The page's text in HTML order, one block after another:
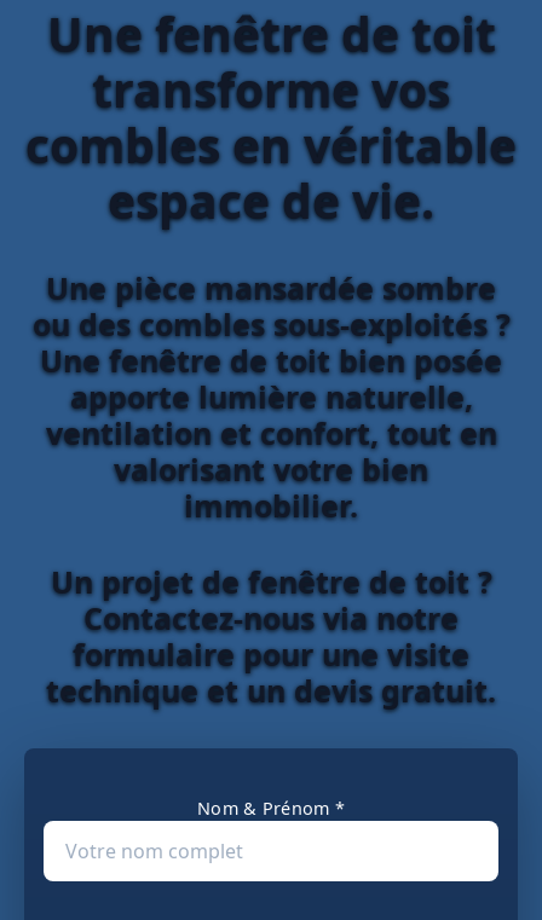
Une fenêtre de toit
transforme vos
combles en véritable
espace de vie.
Une pièce mansardée sombre
ou des combles sous-exploités ?
Une fenêtre de toit bien posée
apporte lumière naturelle,
ventilation et confort, tout en
valorisant votre bien
immobilier.
Un projet de fenêtre de toit ?
Contactez-nous via notre
formulaire pour une visite
technique et un devis gratuit.
Nom & Prénom *